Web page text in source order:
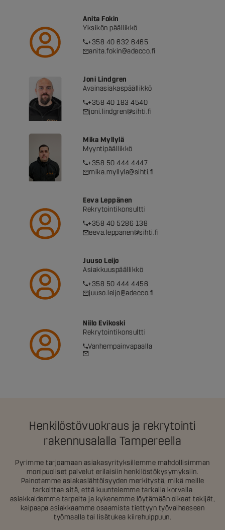
Anita Fokin
Yksikön päällikkö
+358 40 632 6465
anita.fokin@adecco.fi
Joni Lindgren
Avainasiakaspäällikkö
+358 40 183 4540
joni.lindgren@sihti.fi
Mika Myllylä
Myyntipäällikkö
+358 50 444 4447
mika.myllyla@sihti.fi
Eeva Leppänen
Rekrytointikonsultti
+358 40 5286 138
eeva.leppanen@sihti.fi
Juuso Leijo
Asiakkuuspäällikkö
+358 50 444 4456
juuso.leijo@adecco.fi
Niilo Evikoski
Rekrytointikonsultti
Vanhempainvapaalla
Henkilöstövuokraus ja rekrytointi
rakennusalalla Tampereella
Pyrimme tarjoamaan asiakasyrityksillemme mahdollisimman
monipuoliset palvelut erilaisiin henkilöstökysymyksiin.
Painotamme asiakaslähtöisyyden merkitystä, mikä meille
tarkoittaa sitä, että kuuntelemme tarkalla korvalla
asiakkaidemme tarpeita ja kykenemme löytämään oikeat tekijät,
kaipaapa asiakkaamme osaamista tiettyyn työvaiheeseen
työmaalla tai lisätukea kiirehuippuun.